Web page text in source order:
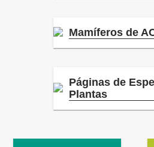
Mamíferos de
Páginas de
Plantas